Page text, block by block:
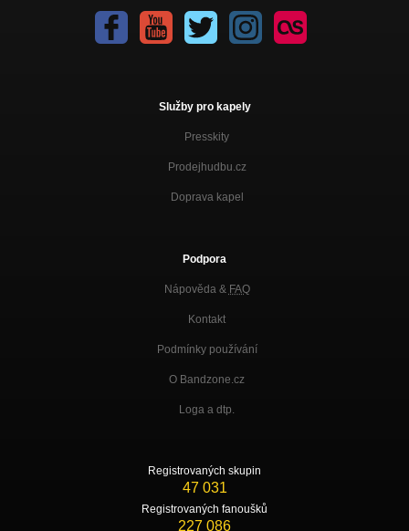
Služby pro kapely
Presskity
Prodejhudbu.cz
Doprava kapel
Podpora
Nápověda & FAQ
Kontakt
Podmínky používání
O Bandzone.cz
Loga a dtp.
Registrovaných skupin
47 031
Registrovaných fanoušků
227 086